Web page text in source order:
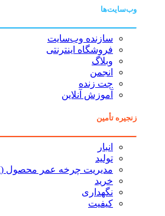
وب‌سایت‌ها
سازنده وب‌سایت
فروشگاه اینترنتی
وبلاگ
انجمن
چت زنده
آموزش آنلاین
زنجیره تأمین
انبار
تولید
مدیریت چرخه عمر محصول (PLM)
خرید
نگهداری
کیفیت